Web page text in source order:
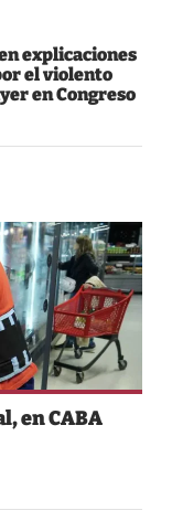
explicaciones
el violento
en Congreso
en CABA